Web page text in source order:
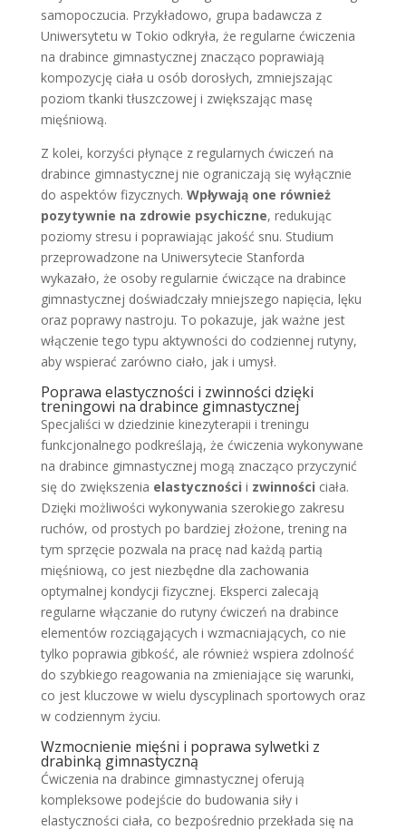
samopoczucia. Przykładowo, grupa badawcza z
Uniwersytetu w Tokio odkryła, że regularne ćwiczenia
na drabince gimnastycznej znacząco poprawiają
kompozycję ciała u osób dorosłych, zmniejszając
poziom tkanki tłuszczowej i zwiększając masę
mięśniową.
Z kolei, korzyści płynące z regularnych ćwiczeń na
drabince gimnastycznej nie ograniczają się wyłącznie
do aspektów fizycznych. Wpływają one również
pozytywnie na zdrowie psychiczne, redukując
poziomy stresu i poprawiając jakość snu. Studium
przeprowadzone na Uniwersytecie Stanforda
wykazało, że osoby regularnie ćwiczące na drabince
gimnastycznej doświadczały mniejszego napięcia, lęku
oraz poprawy nastroju. To pokazuje, jak ważne jest
włączenie tego typu aktywności do codziennej rutyny,
aby wspierać zarówno ciało, jak i umysł.
Poprawa elastyczności i zwinności dzięki
treningowi na drabince gimnastycznej
Specjaliści w dziedzinie kinezyterapii i treningu
funkcjonalnego podkreślają, że ćwiczenia wykonywane
na drabince gimnastycznej mogą znacząco przyczynić
się do zwiększenia elastyczności i zwinności ciała.
Dzięki możliwości wykonywania szerokiego zakresu
ruchów, od prostych po bardziej złożone, trening na
tym sprzęcie pozwala na pracę nad każdą partią
mięśniową, co jest niezbędne dla zachowania
optymalnej kondycji fizycznej. Eksperci zalecają
regularne włączanie do rutyny ćwiczeń na drabince
elementów rozciągających i wzmacniających, co nie
tylko poprawia gibkość, ale również wspiera zdolność
do szybkiego reagowania na zmieniające się warunki,
co jest kluczowe w wielu dyscyplinach sportowych oraz
w codziennym życiu.
Wzmocnienie mięśni i poprawa sylwetki z
drabinką gimnastyczną
Ćwiczenia na drabince gimnastycznej oferują
kompleksowe podejście do budowania siły i
elastyczności ciała, co bezpośrednio przekłada się na